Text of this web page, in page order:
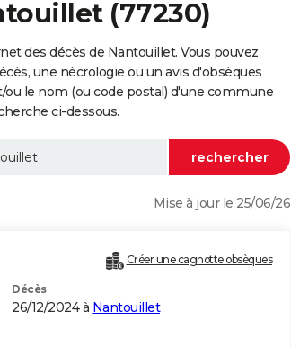
(77230)
des décès de Nantouillet. Vous pouvez
une nécrologie ou un avis d'obsèques
le nom (ou code postal) d'une commune
ci-dessous.
Mise à jour le 25/06/26
Créer une cagnotte obsèques
Décès
26/12/2024 à Nantouillet